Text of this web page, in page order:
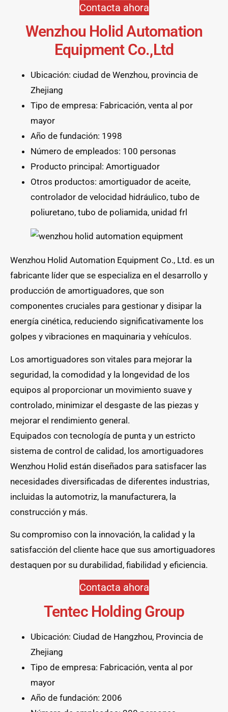
Contacta ahora
Wenzhou Holid Automation
Equipment Co.,Ltd
Ubicación: ciudad de Wenzhou, provincia de
Zhejiang
Tipo de empresa: Fabricación, venta al por
mayor
Año de fundación: 1998
Número de empleados: 100 personas
Producto principal: Amortiguador
Otros productos: amortiguador de aceite,
controlador de velocidad hidráulico, tubo de
poliuretano, tubo de poliamida, unidad frl
Wenzhou Holid Automation Equipment Co., Ltd. es un
fabricante líder que se especializa en el desarrollo y
producción de amortiguadores, que son
componentes cruciales para gestionar y disipar la
energía cinética, reduciendo significativamente los
golpes y vibraciones en maquinaria y vehículos.
Los amortiguadores son vitales para mejorar la
seguridad, la comodidad y la longevidad de los
equipos al proporcionar un movimiento suave y
controlado, minimizar el desgaste de las piezas y
mejorar el rendimiento general.
Equipados con tecnología de punta y un estricto
sistema de control de calidad, los amortiguadores
Wenzhou Holid están diseñados para satisfacer las
necesidades diversificadas de diferentes industrias,
incluidas la automotriz, la manufacturera, la
construcción y más.
Su compromiso con la innovación, la calidad y la
satisfacción del cliente hace que sus amortiguadores
destaquen por su durabilidad, fiabilidad y eficiencia.
Contacta ahora
Tentec Holding Group
Ubicación: Ciudad de Hangzhou, Provincia de
Zhejiang
Tipo de empresa: Fabricación, venta al por
mayor
Año de fundación: 2006